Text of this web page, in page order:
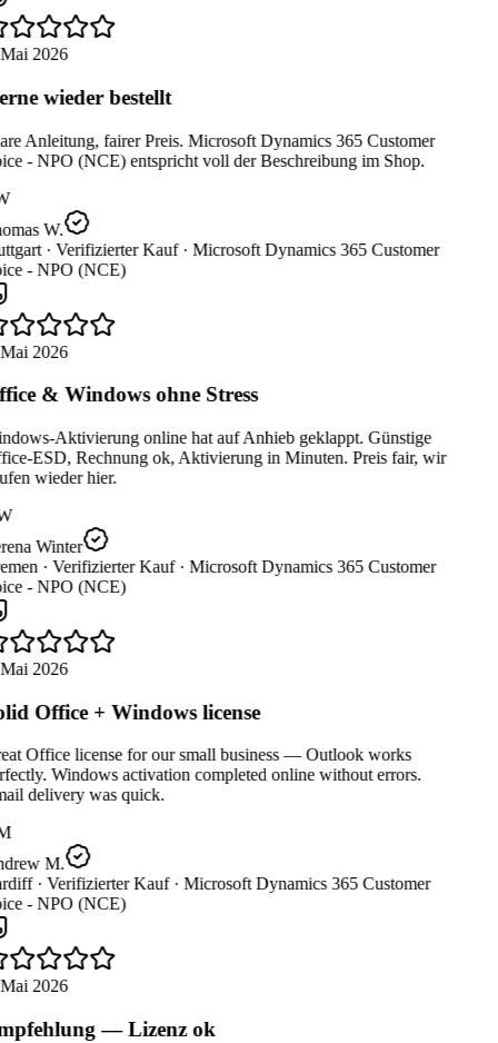
2026
wieder bestellt
Anleitung, fairer Preis. Microsoft Dynamics 365 Customer
- NPO (NCE) entspricht voll der Beschreibung im Shop.
W.
· Verifizierter Kauf · Microsoft Dynamics 365 Customer
- NPO (NCE)
2026
& Windows ohne Stress
Aktivierung online hat auf Anhieb geklappt. Günstige
ESD, Rechnung ok, Aktivierung in Minuten. Preis fair, wir
wieder hier.
Winter
· Verifizierter Kauf · Microsoft Dynamics 365 Customer
- NPO (NCE)
2026
Office + Windows license
Office license for our small business — Outlook works
Windows activation completed online without errors.
delivery was quick.
M.
· Verifizierter Kauf · Microsoft Dynamics 365 Customer
- NPO (NCE)
2026
— Lizenz ok